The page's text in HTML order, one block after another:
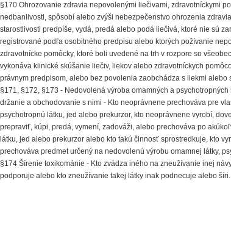
§170 Ohrozovanie zdravia nepovolenými liečivami, zdravotníckymi
nedbanlivosti, spôsobí alebo zvýši nebezpečenstvo ohrozenia
starostlivosti predpíše, vydá, predá alebo podá liečivá, ktoré nie sú
registrované podľa osobitného predpisu alebo ktorých požívanie
zdravotnícke pomôcky, ktoré boli uvedené na trh v rozpore so
vykonáva klinické skúšanie liečiv, liekov alebo zdravotníckych
právnym predpisom, alebo bez povolenia zaobchádza s liekmi alebo
§171, §172, §173 - Nedovolená výroba omamných a
držanie a obchodovanie s nimi - Kto neoprávnene prechováva pre
psychotropnú látku, jed alebo prekurzor, kto neoprávnene vyrobí,
prepraviť, kúpi, predá, vymení, zadováži, alebo prechováva po
látku, jed alebo prekurzor alebo kto takú činnosť sprostredkuje, kto
prechováva predmet určený na nedovolenú výrobu omamnej látky,
§174 Šírenie toxikománie - Kto zvádza iného na zneužívanie inej
podporuje alebo kto zneužívanie takej látky inak podnecuje alebo šíri.